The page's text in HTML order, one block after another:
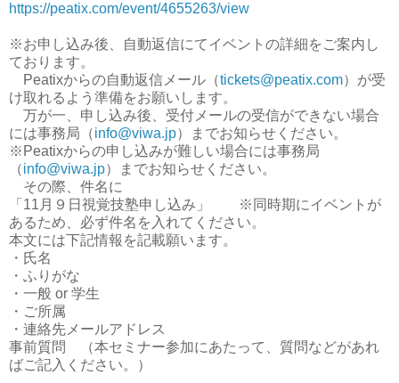
https://peatix.com/event/4655263/view
※お申し込み後、自動返信にてイベントの詳細をご案内し
ております。
Peatixからの自動返信メール（tickets@peatix.com）が受
け取れるよう準備をお願いします。
万が一、申し込み後、受付メールの受信ができない場合
には事務局（info@viwa.jp）までお知らせください。
※Peatixからの申し込みが難しい場合には事務局
（info@viwa.jp）までお知らせください。
その際、件名に
「11月９日視覚技塾申し込み」 ※同時期にイベントが
あるため、必ず件名を入れてください。
本文には下記情報を記載願います。
・氏名
・ふりがな
・一般 or 学生
・ご所属
・連絡先メールアドレス
事前質問 （本セミナー参加にあたって、質問などがあれ
ばご記入ください。）